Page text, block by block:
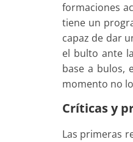
formaciones
tiene un
capaz de dar
el bulto ante
base a bulos,
momento no
Críticas y
Las primeras